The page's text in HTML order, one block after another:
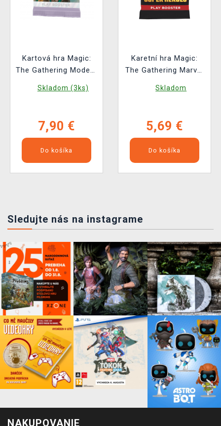
Kartová hra Magic:
The Gathering Modern
Booster (14 kariet)
Skladom (3ks)
7,90 €
Do košíka
Karetní hra Magic:
The Gathering Marvel
Booster (14 karet)
Skladom
5,69 €
Do košíka
Sledujte nás na instagrame
NAKUPOVANIE